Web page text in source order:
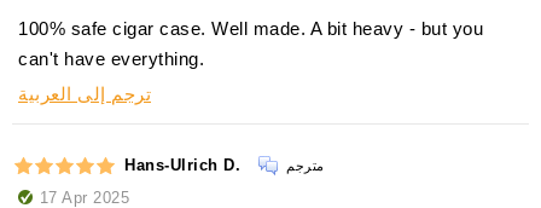
100% safe cigar case. Well made. A bit heavy - but you
can't have everything.
ترجم إلى العربية
Hans-Ulrich D. مترجم
17 Apr 2025